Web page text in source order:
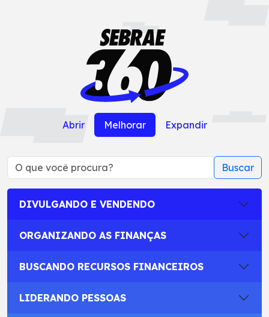
Abrir Melhorar Expandir
Buscar
DIVULGANDO E VENDENDO
ORGANIZANDO AS FINANÇAS
BUSCANDO RECURSOS FINANCEIROS
LIDERANDO PESSOAS